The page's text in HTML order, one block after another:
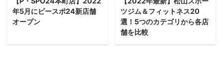
年5月にピースポ24新店舗
オープン
ツジム＆フィットネス20
選！5つのカテゴリから各店
舗を比較